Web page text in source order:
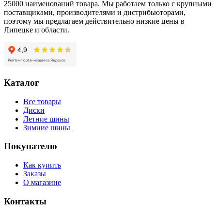
25000 наименований товара. Мы работаем только с крупными
поставщиками, производителями и дистрибьюторами,
поэтому мы предлагаем действительно низкие цены в
Липецке и области.
Каталог
Все товары
Диски
Летние шины
Зимние шины
Покупателю
Как купить
Заказы
О магазине
Контакты